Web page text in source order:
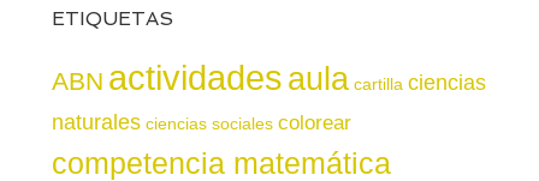
ETIQUETAS
ABN actividadesaula cartilla ciencias
naturales ciencias sociales colorear
competencia matemática